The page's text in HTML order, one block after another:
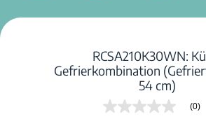
RCSA210K30WN:
Gefrierkombination
54 cm)
Kein
(0)